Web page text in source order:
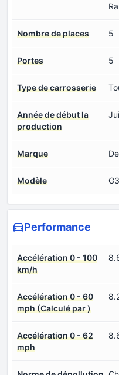
Nombre de places 5
Portes 5
Type de carrosserie
Année de début la
production
Marque
Modèle
Performance
Accélération 0 - 100
km/h
Accélération 0 - 60
mph (Calculé par )
Accélération 0 - 62
mph